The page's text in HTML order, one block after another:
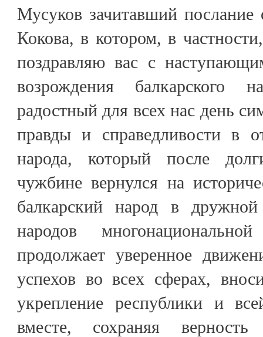
Мусуков зачитавший
Кокова, в котором, в
поздравляю вас с
возрождения балкарского
радостный для всех нас день
правды и справедливости в
народа, который после
чужбине вернулся на
балкарский народ в
народов
продолжает уверенное
успехов во всех сферах,
укрепление республики и
вместе, сохраняя